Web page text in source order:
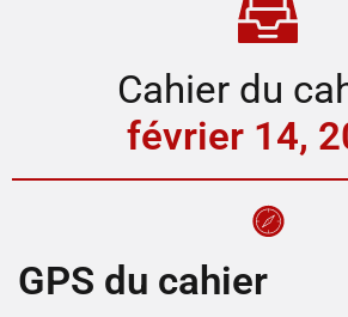
Cahier du
février 14,
GPS du cahier